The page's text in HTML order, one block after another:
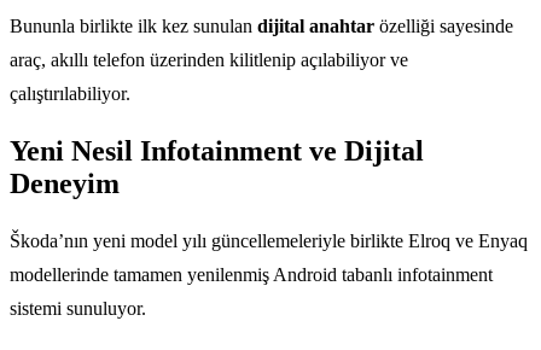
Bununla birlikte ilk kez sunulan dijital anahtar özelliği sayesinde
araç, akıllı telefon üzerinden kilitlenip açılabiliyor ve
çalıştırılabiliyor.
Yeni Nesil Infotainment ve Dijital
Deneyim
Škoda’nın yeni model yılı güncellemeleriyle birlikte Elroq ve Enyaq
modellerinde tamamen yenilenmiş Android tabanlı infotainment
sistemi sunuluyor.